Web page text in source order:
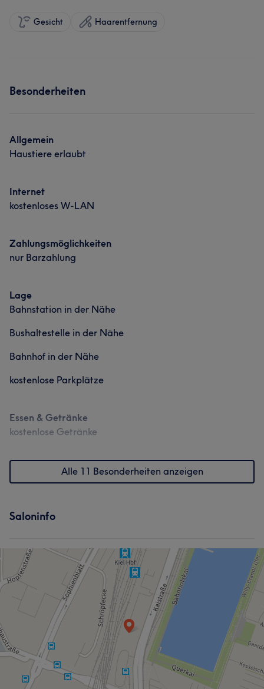
Gesicht Haarentfernung
Besonderheiten
Allgemein
Haustiere erlaubt
Internet
kostenloses W-LAN
Zahlungsmöglichkeiten
nur Barzahlung
Lage
Bahnstation in der Nähe
Bushaltestelle in der Nähe
Bahnhof in der Nähe
kostenlose Parkplätze
Essen & Getränke
kostenlose Getränke
Alle 11 Besonderheiten anzeigen
Saloninfo